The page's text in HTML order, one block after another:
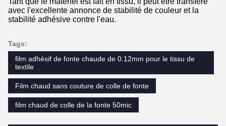
avec l'excellente annonce de stabilité de couleur et la
stabilité adhésive contre l'eau.
Tags:
film adhésif de fonte chaude de 0.12mm pour le tissu de
textile
Film chaud sans couture de colle de fonte
film chaud de colle de la fonte 50mic